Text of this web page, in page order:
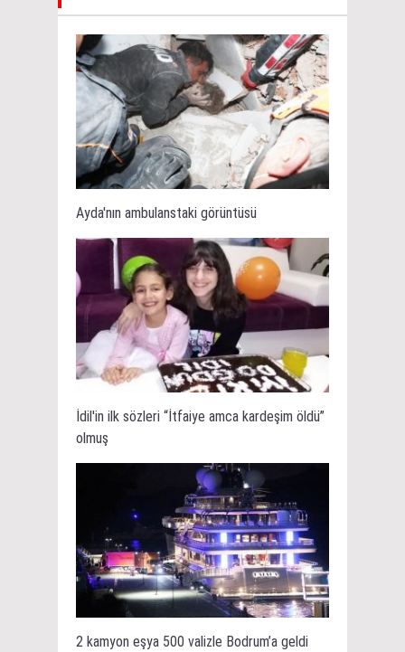
Ayda'nın ambulanstaki görüntüsü
İdil'in ilk sözleri “İtfaiye amca kardeşim öldü”
olmuş
2 kamyon eşya 500 valizle Bodrum’a geldi